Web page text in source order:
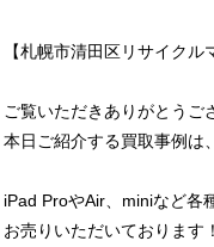
【札幌市清田区リサイクル
ご覧いただきありがとうご
本日ご紹介する買取事例は
iPad ProやAir、miniなど各
お売りいただいております